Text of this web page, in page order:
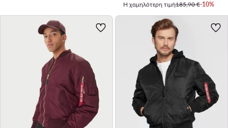
Η χαμηλότερη τιμή185,90 €-10%